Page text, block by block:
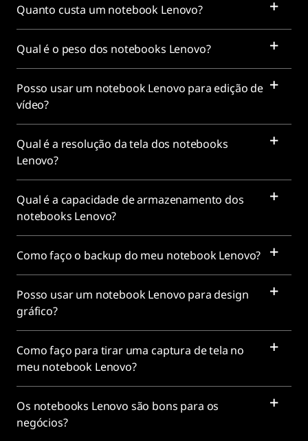
Quanto custa um notebook Lenovo?
Qual é o peso dos notebooks Lenovo?
Posso usar um notebook Lenovo para edição de
vídeo?
Qual é a resolução da tela dos notebooks
Lenovo?
Qual é a capacidade de armazenamento dos
notebooks Lenovo?
Como faço o backup do meu notebook Lenovo?
Posso usar um notebook Lenovo para design
gráfico?
Como faço para tirar uma captura de tela no
meu notebook Lenovo?
Os notebooks Lenovo são bons para os
negócios?